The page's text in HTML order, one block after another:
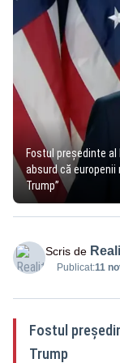
Fostul președinte al
absurd că
Trump”
Scris de
Publicat:11
Fostul
Trump